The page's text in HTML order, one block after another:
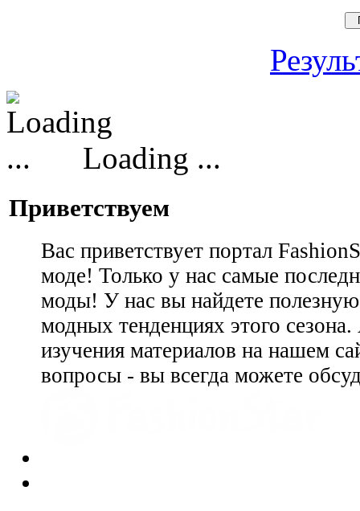
Loading ...
Приветствуем
Вас приветствует портал
моде! Только у нас самые
моды! У нас вы найдете
модных тенденциях этого
изучения материалов на нашем
вопросы - вы всегда можете